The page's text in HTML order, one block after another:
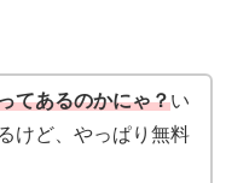
てあるのかにゃ？い
けど、やっぱり無料